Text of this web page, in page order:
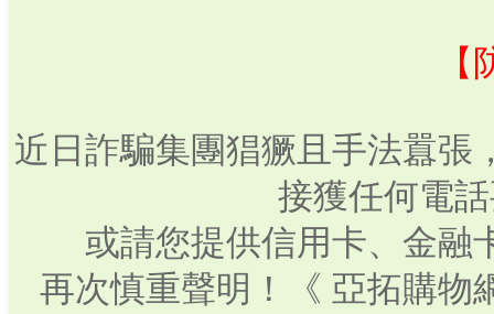
近日詐騙集團猖獗且手法囂張
接獲任何電
或請您提供信用卡、金融
再次慎重聲明！《 亞拓購物